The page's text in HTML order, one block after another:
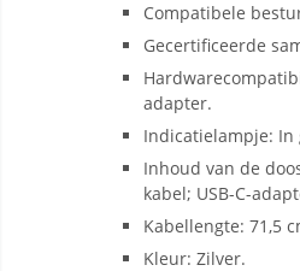
Compatibele
Gecertificeerde
adapter.
Indicatielampje: In
Inhoud van de
kabel; USB-C-
Kabellengte: 71,5
Kleur: Zilver.